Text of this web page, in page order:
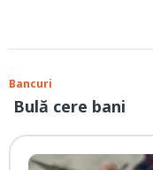
Bancuri
Bulă cere bani